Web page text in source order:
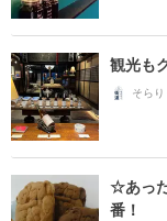
観光も
☆あっ
番！